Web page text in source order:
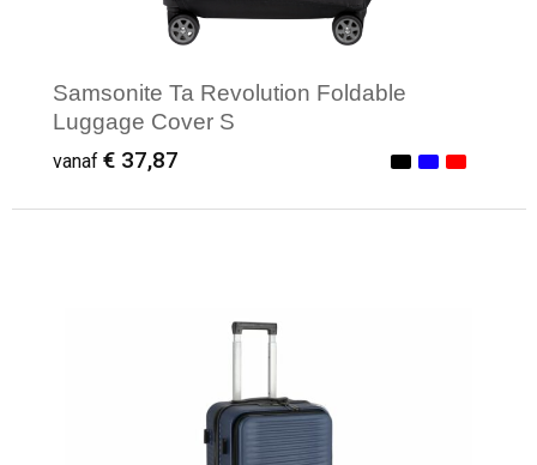
Samsonite Ta Revolution Foldable
Luggage Cover S
vanaf € 37,87